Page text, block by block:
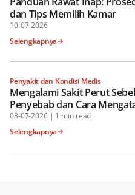
dan Tips Memilih Kamar
10-07-2026
Selengkapnya
Penyakit dan Kondisi Medis
Mengalami Sakit Perut
Penyebab dan Cara
08-07-2026 | 1 min read
Selengkapnya